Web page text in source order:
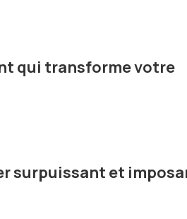
qui transforme votre
surpuissant et